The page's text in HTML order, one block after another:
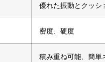
優れた振動とクッシ
密度、硬度
積み重ね可能、簡単